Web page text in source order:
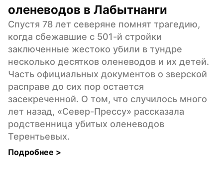
оленеводов в Лабытнанги
Спустя 78 лет северяне помнят трагедию,
когда сбежавшие с 501-й стройки
заключенные жестоко убили в тундре
несколько десятков оленеводов и их детей.
Часть официальных документов о зверской
расправе до сих пор остается
засекреченной. О том, что случилось много
лет назад, «Север-Прессу» рассказала
родственница убитых оленеводов
Терентьевых.
Подробнее >